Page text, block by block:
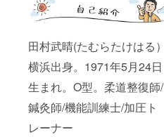
田村武晴(たむらたけはる）
横浜出身。1971年5月24日
生まれ。O型。柔道整復師/
鍼灸師/機能訓練士/加圧ト
レーナー